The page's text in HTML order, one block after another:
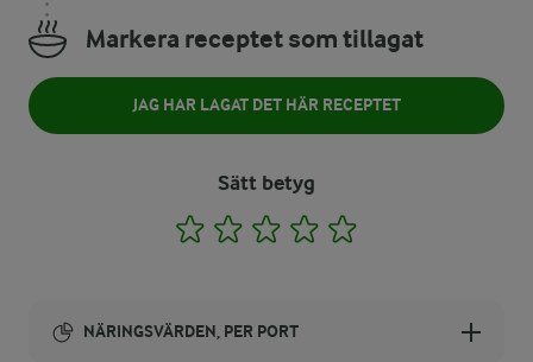
Markera receptet som tillagat
JAG HAR LAGAT DET HÄR RECEPTET
Sätt betyg
1 2 3 4
NÄRINGSVÄRDEN, PER PORT